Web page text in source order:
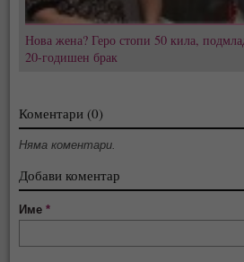
Нова жена? Геро стопи 50 кила,
20-годишен брак
Коментари (0)
Няма коментари.
Добави коментар
Име*